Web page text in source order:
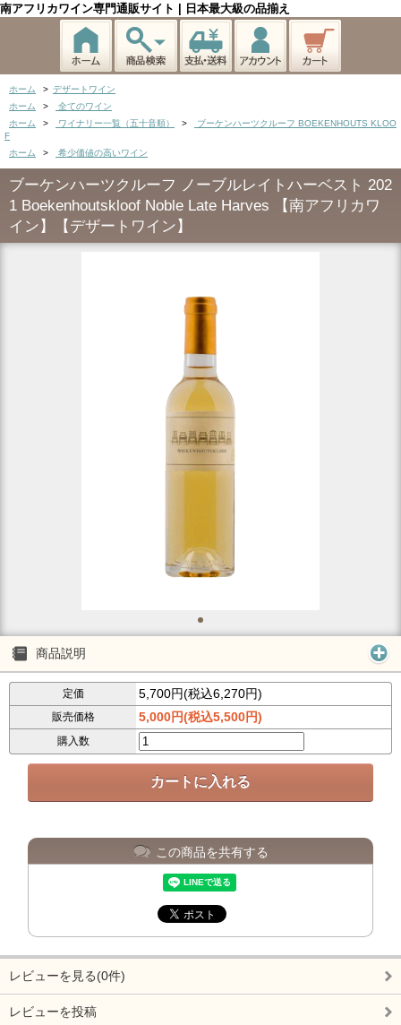
南アフリカワイン専門通販サイト | 日本最大級の品揃え
ホーム > デザートワイン
ホーム
>
全てのワイン
ホーム
> ワイナリー一覧（五十音順） >
ブーケンハーツクルーフ BOEKENHOUTS KLOO
F
ホーム
> 希少価値の高いワイン
ブーケンハーツクルーフ ノーブルレイトハーベスト 202
1 Boekenhoutskloof Noble Late Harves 【南アフリカワ
イン】【デザートワイン】
商品説明
定価 5,700円(税込6,270円)
販売価格 5,000円(税込5,500円)
購入数
この商品を共有する
レビューを見る(0件)
レビューを投稿